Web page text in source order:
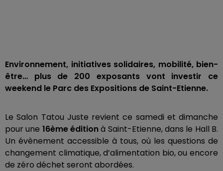
Environnement, initiatives solidaires, mobilité, bien-
être… plus de 200 exposants vont investir ce
weekend le Parc des Expositions de Saint-Etienne.
Le Salon Tatou Juste revient ce samedi et dimanche
pour une 16ème éditionà Saint-Etienne, dans le Hall B.
Un évènement accessible à tous, où les questions de
changement climatique, d’alimentation bio, ou encore
de zéro déchet seront abordées.